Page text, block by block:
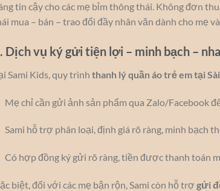
tin cậy cho các mẹ bỉm thông thái. Không đơn
mua – bán – trao đổi đầy nhân văn dành cho mẹ
Dịch vụ ký gửi tiện lợi – minh bạch –
Sami Kids, quy trình thanh lý quần áo trẻ em tại
Mẹ chỉ cần gửi ảnh sản phẩm qua Zalo/Facebook
Sami hỗ trợ phân loại, định giá rõ ràng, minh bạch
Có hợp đồng ký gửi rõ ràng, tiền được thanh toán
biệt, đối với các mẹ bận rộn, Sami còn hỗ trợ gửi